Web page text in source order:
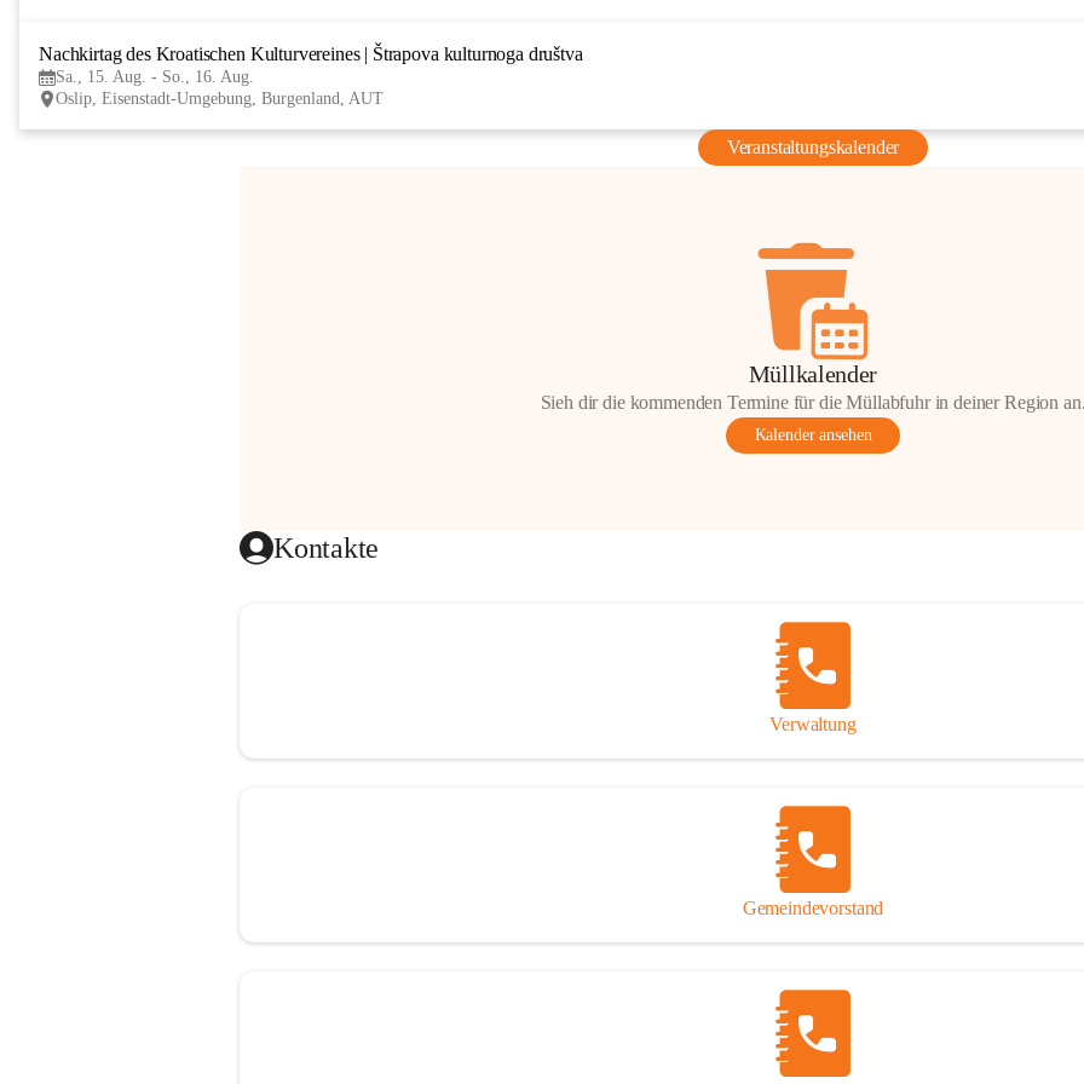
Nachkirtag des Kroatischen Kulturvereines | Štrapova kulturnoga društva
Sa., 15. Aug. - So., 16. Aug.
Oslip, Eisenstadt-Umgebung, Burgenland, AUT
Veranstaltungskalender
Müllkalender
Sieh dir die kommenden Termine für die Müllabfuhr in deiner Region an.
Kalender ansehen
Kontakte
Verwaltung
Gemeindevorstand